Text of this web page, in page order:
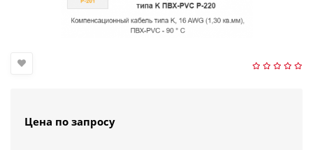
Цена по запросу